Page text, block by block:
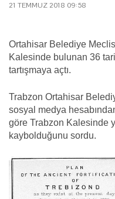
21 TEMMUZ 2018 09:58
Ortahisar Belediye
Kalesinde bulunan 36
tartışmaya açtı.
Trabzon Ortahisar
sosyal medya
göre Trabzon Kalesinde
kaybolduğunu sordu.